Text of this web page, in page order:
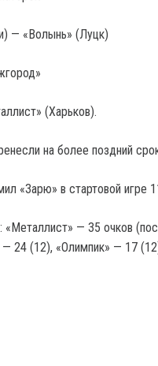
— «Волынь» (Луцк)
(Харьков).
на более поздний
«Зарю» в стартовой игре
— 35 очков
24 (12), «Олимпик» — 17